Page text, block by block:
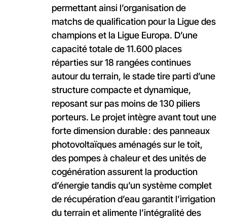
permettant ainsi l’organisation de
matchs de qualification pour la Ligue des
champions et la Ligue Europa. D’une
capacité totale de 11.600 places
réparties sur 18 rangées continues
autour du terrain, le stade tire parti d’une
structure compacte et dynamique,
reposant sur pas moins de 130 piliers
porteurs. Le projet intègre avant tout une
forte dimension durable : des panneaux
photovoltaïques aménagés sur le toit,
des pompes à chaleur et des unités de
cogénération assurent la production
d’énergie tandis qu’un système complet
de récupération d’eau garantit l’irrigation
du terrain et alimente l’intégralité des